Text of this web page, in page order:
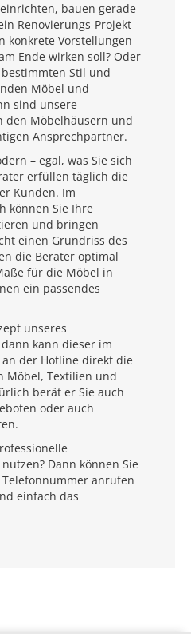
bauen gerade
Renovierungs-Projekt
konkrete Vorstellungen
Ende wirken soll? Oder
Stil und
Möbel und
sind unsere
den Möbelhäusern und
Ansprechpartner.
– egal, was Sie sich
erfüllen täglich die
Kunden. Im
können Sie Ihre
und bringen
einen Grundriss des
die Berater optimal
für die Möbel in
ein passendes
unseres
kann dieser im
der Hotline direkt die
Möbel, Textilien und
berät er Sie auch
oder auch
Dann können Sie
anrufen
einfach das